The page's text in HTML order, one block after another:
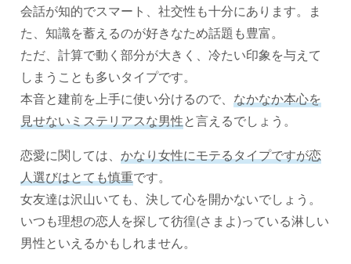
会話が知的でスマート、社交性も十分にあります。ま
た、知識を蓄えるのが好きなため話題も豊富。
ただ、計算で動く部分が大きく、冷たい印象を与えて
しまうことも多いタイプです。
本音と建前を上手に使い分けるので、 なかなか本心を
見せないミステリアスな男性と言えるでしょう。
恋愛に関しては、 かなり女性にモテるタイプですが恋
人選びはとても慎重です。
女友達は沢山いても、決して心を開かないでしょう。
いつも理想の恋人を探して彷徨(さまよ)っている淋しい
男性といえるかもしれません。